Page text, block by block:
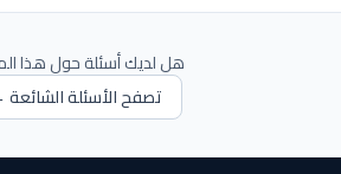
هل لديك أسئلة حول هذا
تصفح الأسئلة